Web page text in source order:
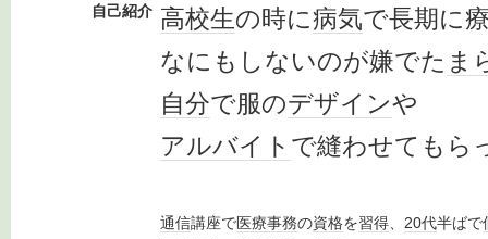
自己紹介 高校生の時に病気で長期に
なにもしないのが嫌でた ま
自分で服のデザインや
アルバイト で縫わせてもら
通信講座で医療事務の資格を習得、 20代半ばで